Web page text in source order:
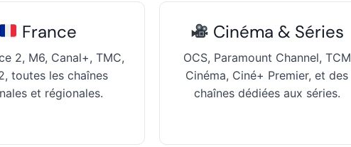
France
2, M6, Canal+, TMC,
toutes les chaînes
et régionales.
Cinéma & Séries
OCS, Paramount Channel, TCM
Cinéma, Ciné+ Premier, et des
chaînes dédiées aux séries.